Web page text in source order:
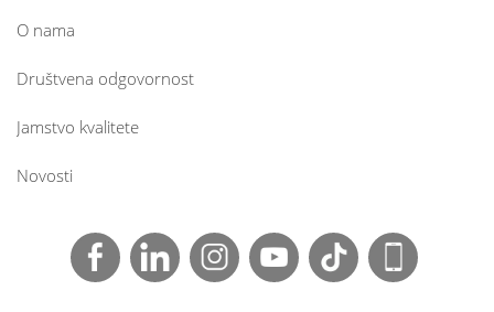
O nama
Društvena odgovornost
Jamstvo kvalitete
Novosti